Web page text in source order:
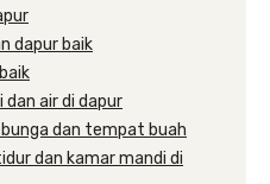
dapur baik‌
dan air di dapur‌
dan tempat buah‌
dan kamar mandi di